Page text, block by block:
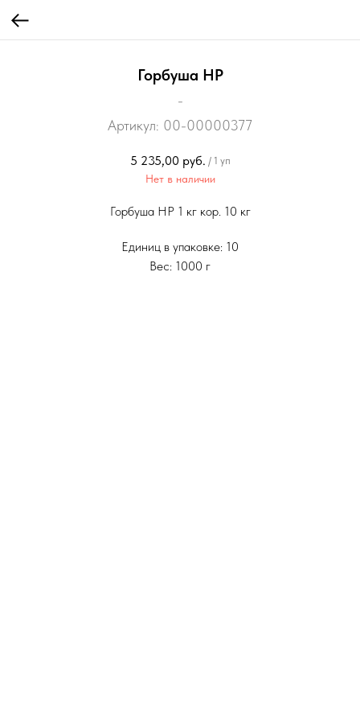
Горбуша НР
-
Артикул: 00-00000377
5 235,00 руб. / 1 уп
Нет в наличии
Горбуша НР 1 кг кор. 10 кг
Единиц в упаковке: 10
Вес: 1000 г